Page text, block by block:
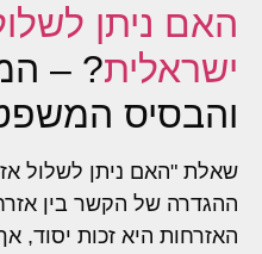
האם ניתן
ישראלית? –
והבסיס
שאלת "האם ניתן לשלול
ההגדרה של הקשר בין
האזרחות היא זכות יסוד,